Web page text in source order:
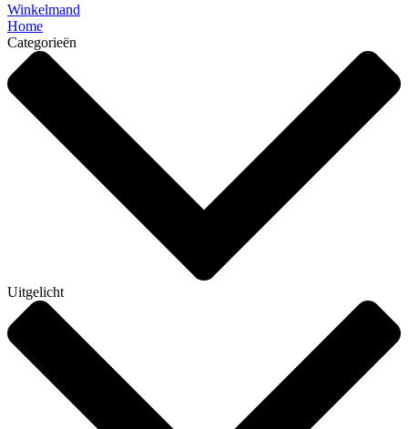
Winkelmand
Home
Categorieën
Uitgelicht